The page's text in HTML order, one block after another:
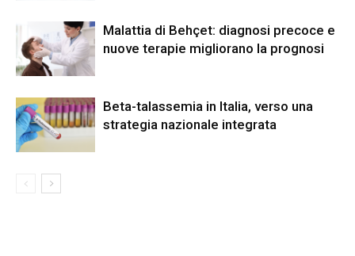
Malattia di Behçet: diagnosi precoce e
nuove terapie migliorano la prognosi
Beta-talassemia in Italia, verso una
strategia nazionale integrata